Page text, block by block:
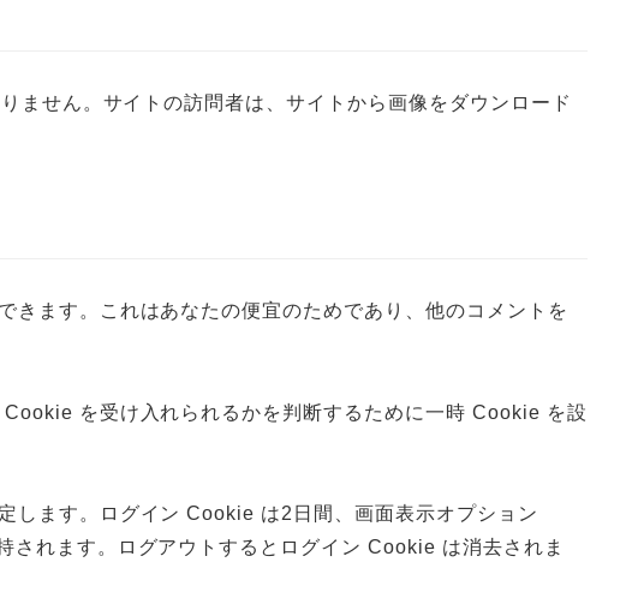
ません。サイトの訪問者は、サイトから画像をダウンロード
ます。これはあなたの便宜のためであり、他のコメントを
を受け入れられるかを判断するために一時 Cookie を設
します。ログイン Cookie は2日間、画面表示オプション
れます。ログアウトするとログイン Cookie は消去されま